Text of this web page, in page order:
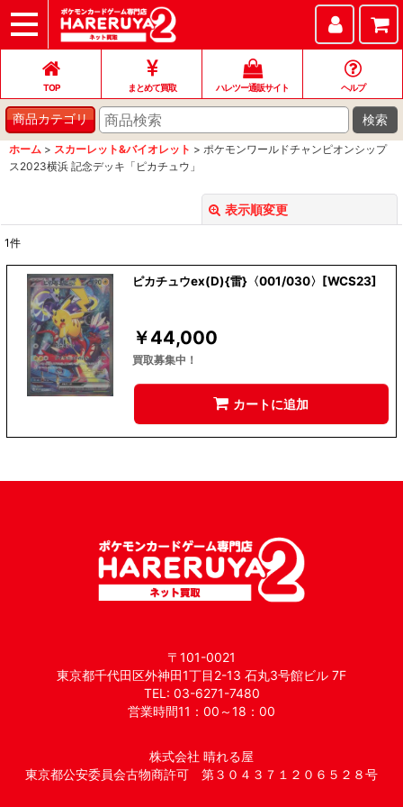
TOP
まとめて買取
ハレツー通販サイト
ヘルプ
お問い合わせ
TOP まとめて買取 ハレツー通販サイト ヘルプ
商品カテゴリ 検索
ホーム > スカーレット&バイオレット > ポケモンワールドチャンピオンシップ
ス2023横浜 記念デッキ「ピカチュウ」
表示順変更
並び順:
絞り込む
1件
ピカチュウex(D){雷}〈001/030〉[WCS23]
￥44,000
買取募集中！
カートに追加
〒101-0021
東京都千代田区外神田1丁目2-13 石丸3号館ビル 7F
TEL: 03-6271-7480
営業時間11：00～18：00
株式会社 晴れる屋
東京都公安委員会古物商許可 第３０４３７１２０６５２８号